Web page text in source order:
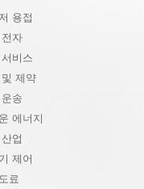
용접
자
비스
제약
송
에너지
업
제어
료